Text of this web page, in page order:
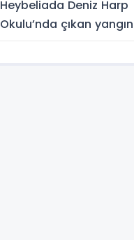
Heybeliada Deniz Harp
Okulu’nda çıkan yangın